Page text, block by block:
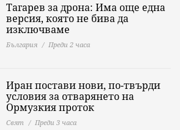
Тагарев за дрона: Има още една
версия, която не бива да
изключваме
България Преди 2 часа
Иран постави нови, по-твърди
условия за отварянето на
Ормузкия проток
Свят Преди 3 часа